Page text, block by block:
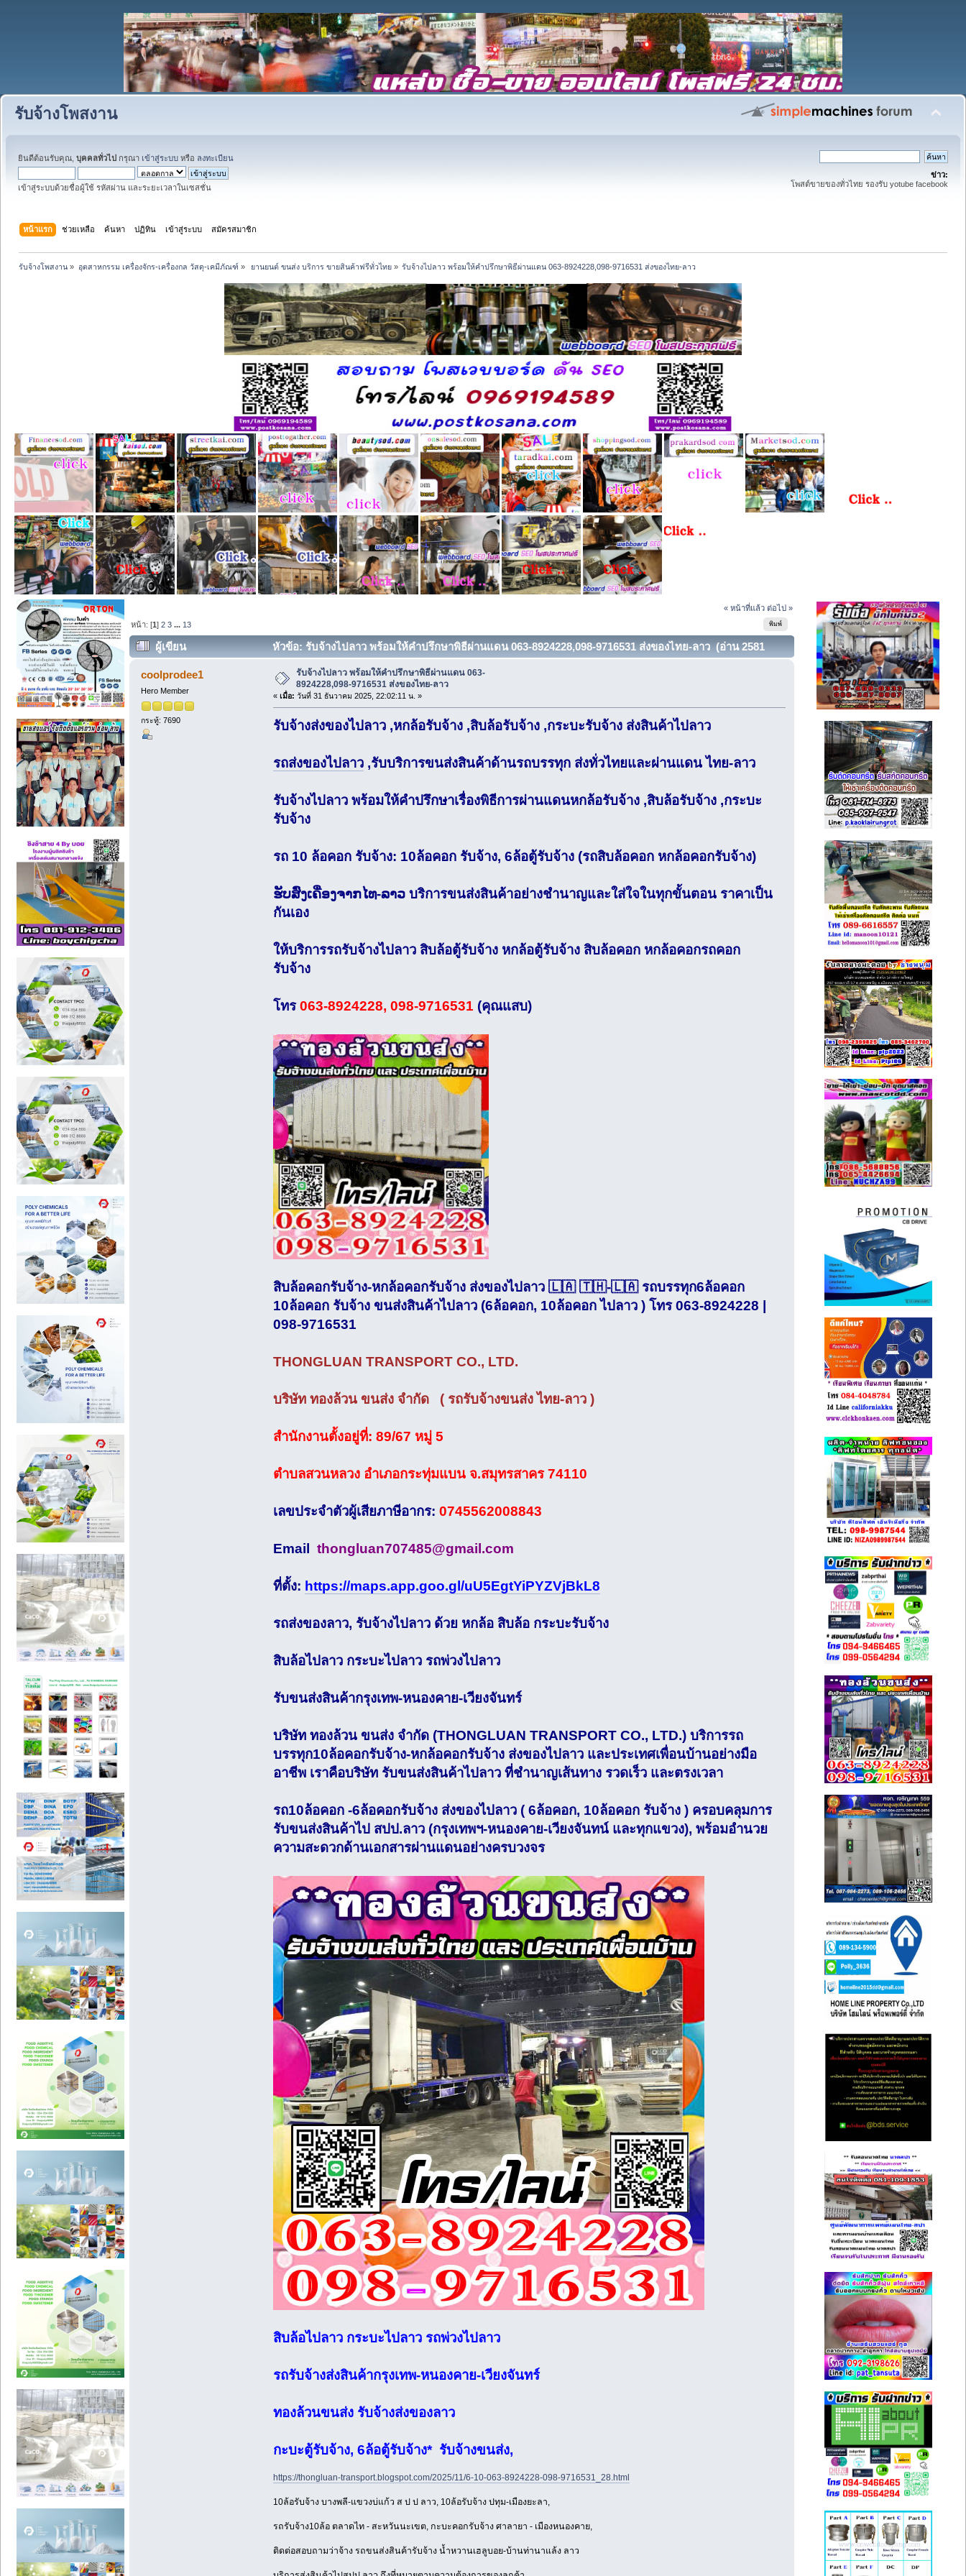
รับจ้างโพสงาน
ยินดีต้อนรับคุณ, บุคคลทั่วไป กรุณา เข้าสู่ระบบ หรือ ลงทะเบียน
เข้าสู่ระบบด้วยชื่อผู้ใช้ รหัสผ่าน และระยะเวลาในเซสชั่น
ข่าว:
โพสต์ขายของทั่วไทย รองรับ yotube facebook
หน้าแรก ช่วยเหลือ ค้นหา ปฏิทิน เข้าสู่ระบบ สมัครสมาชิก
รับจ้างโพสงาน » อุตสาหกรรม เครื่องจักร-เครื่องกล วัสดุ-เคมีภัณฑ์ » ยานยนต์ ขนส่ง บริการ ขายสินค้าฟรีทั่วไทย» รับจ้างไปลาว พร้อมให้คำปรึกษาพิธีผ่านแดน 063-8924228,098-9716531 ส่งของไทย-ลาว
« หน้าที่แล้ว ต่อไป »
พิมพ์
หน้า: [1]2 3 ... 13
ผู้เขียน
หัวข้อ: รับจ้างไปลาว พร้อมให้คำปรึกษาพิธีผ่านแดน 063-8924228,098-9716531 ส่งของไทย-ลาว (อ่าน 2581
coolprodee1
Hero Member
กระทู้: 7690
รับจ้างไปลาว พร้อมให้คำปรึกษาพิธีผ่านแดน 063-
8924228,098-9716531 ส่งของไทย-ลาว
« เมื่อ: วันที่ 31 ธันวาคม 2025, 22:02:11 น. »
รับจ้างส่งของไปลาว ,หกล้อรับจ้าง ,สิบล้อรับจ้าง ,กระบะรับจ้าง ส่งสินค้าไปลาว
รถส่งของไปลาว,รับบริการขนส่งสินค้าด้านรถบรรทุก ส่งทั่วไทยและผ่านแดน ไทย-ลาว
รับจ้างไปลาว พร้อมให้คำปรึกษาเรื่องพิธีการผ่านแดนหกล้อรับจ้าง ,สิบล้อรับจ้าง ,กระบะ
รับจ้าง
รถ 10 ล้อคอก รับจ้าง: 10ล้อคอก รับจ้าง, 6ล้อตู้รับจ้าง (รถสิบล้อคอก หกล้อคอกรับจ้าง)
ຮັບສົ່ງເຄື່ອງຈາກໄທ-ລາວ บริการขนส่งสินค้าอย่างชำนาญและใส่ใจในทุกขั้นตอน ราคาเป็น
กันเอง
ให้บริการรถรับจ้างไปลาว สิบล้อตู้รับจ้าง หกล้อตู้รับจ้าง สิบล้อคอก หกล้อคอกรถคอก
รับจ้าง
โทร063-8924228, 098-9716531 (คุณแสบ)
สิบล้อคอกรับจ้าง-หกล้อคอกรับจ้าง ส่งของไปลาว 🇱🇦 🇹🇭-🇱🇦 รถบรรทุก6ล้อคอก
10ล้อคอก รับจ้าง ขนส่งสินค้าไปลาว (6ล้อคอก, 10ล้อคอก ไปลาว ) โทร 063-8924228 |
098-9716531
THONGLUAN TRANSPORT CO., LTD.
บริษัท ทองล้วน ขนส่ง จำกัด ( รถรับจ้างขนส่ง ไทย-ลาว )
สำนักงานตั้งอยู่ที่: 89/67 หมู่ 5
ตำบลสวนหลวง อำเภอกระทุ่มแบน จ.สมุทรสาคร 74110
เลขประจำตัวผู้เสียภาษีอากร: 0745562008843
Email thongluan707485@gmail.com
ที่ตั้ง: https://maps.app.goo.gl/uU5EgtYiPYZVjBkL8
รถส่งของลาว, รับจ้างไปลาว ด้วย หกล้อ สิบล้อ กระบะรับจ้าง
สิบล้อไปลาว กระบะไปลาว รถพ่วงไปลาว
รับขนส่งสินค้ากรุงเทพ-หนองคาย-เวียงจันทร์
บริษัท ทองล้วน ขนส่ง จำกัด (THONGLUAN TRANSPORT CO., LTD.) บริการรถ
บรรทุก10ล้อคอกรับจ้าง-หกล้อคอกรับจ้าง ส่งของไปลาว และประเทศเพื่อนบ้านอย่างมือ
อาชีพ เราคือบริษัท รับขนส่งสินค้าไปลาว ที่ชำนาญเส้นทาง รวดเร็ว และตรงเวลา
รถ10ล้อคอก -6ล้อคอกรับจ้าง ส่งของไปลาว ( 6ล้อคอก, 10ล้อคอก รับจ้าง ) ครอบคลุมการ
รับขนส่งสินค้าไป สปป.ลาว (กรุงเทพฯ-หนองคาย-เวียงจันทน์ และทุกแขวง), พร้อมอำนวย
ความสะดวกด้านเอกสารผ่านแดนอย่างครบวงจร
สิบล้อไปลาว กระบะไปลาว รถพ่วงไปลาว
รถรับจ้างส่งสินค้ากรุงเทพ-หนองคาย-เวียงจันทร์
ทองล้วนขนส่ง รับจ้างส่งของลาว
กะบะตู้รับจ้าง, 6ล้อตู้รับจ้าง* รับจ้างขนส่ง,
https://thongluan-transport.blogspot.com/2025/11/6-10-063-8924228-098-9716531_28.html
10ล้อรับจ้าง บางพลี-แขวงบ่แก้ว ส ป ป ลาว, 10ล้อรับจ้าง ปทุม-เมืองยะลา,
รถรับจ้าง10ล้อ ตลาดไท - สะหวันนะเขต, กะบะคอกรับจ้าง ศาลายา - เมืองหนองคาย,
ติดต่อสอบถามว่าจ้าง รถขนส่งสินค้ารับจ้าง น้ำหวานเฮลูบอย-บ้านท่านาแล้ง ลาว